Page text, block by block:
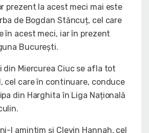
prezent la acest meci mai este
de Bogdan Stăncuț, cel care
în acest meci, iar în prezent
București.
din Miercurea Ciuc se afla tot
cel care în continuare, conduce
din Harghita în Liga Națională
l amintim și Clevin Hannah, cel